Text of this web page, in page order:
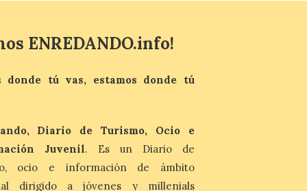
ENREDANDO.info!
donde tú vas, estamos donde tú
Diario de Turismo, Ocio e
Juvenil. Es un Diario de
ocio e información de ámbito
dirigido a jóvenes y millenials